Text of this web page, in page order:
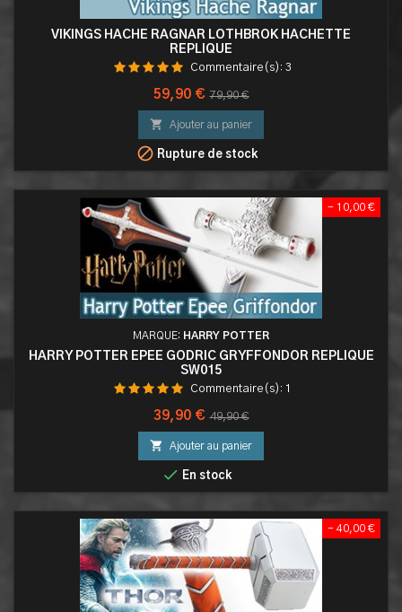
VIKINGS HACHE RAGNAR LOTHBROK HACHETTE
REPLIQUE
Commentaire(s): 3
Prix
59,90 € Prix
base
79,90 €
 Ajouter au panier
 Rupture de stock
- 10,00 €
MARQUE: HARRY POTTER
HARRY POTTER EPEE GODRIC GRYFFONDOR REPLIQUE
SW015
Commentaire(s): 1
Prix
39,90 € Prix
base
49,90 €
 Ajouter au panier
 En stock
- 40,00 €